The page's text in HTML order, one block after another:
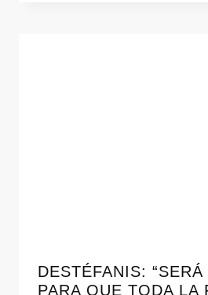
DESTÉFANIS:
PARA QUE TODA LA